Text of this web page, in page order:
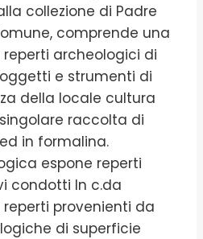
collezione di Padre
comprende una
archeologici di
e strumenti di
della locale cultura
raccolta di
in formalina.
espone reperti
condotti In c.da
provenienti da
di superficie